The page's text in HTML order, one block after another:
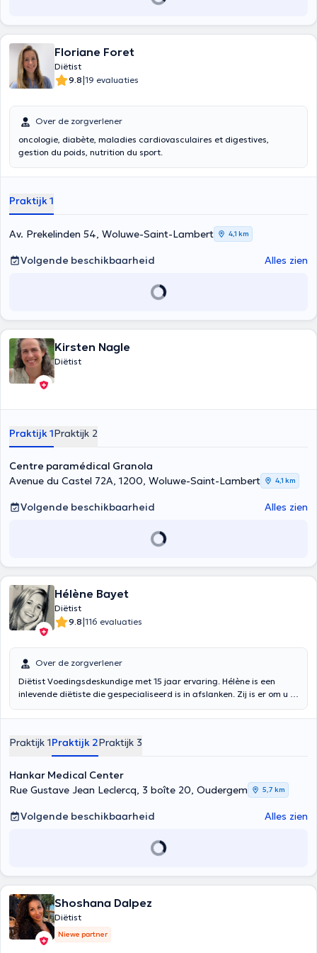
Floriane Foret
Diëtist
9.8|19 evaluaties
Over de zorgverlener
oncologie, diabète, maladies cardiovasculaires et digestives,
gestion du poids, nutrition du sport.
Praktijk 1
Av. Prekelinden 54, Woluwe-Saint-Lambert 4,1 km
Volgende beschikbaarheid Alles zien
Kirsten Nagle
Diëtist
Praktijk 1Praktijk 2
Centre paramédical Granola
Avenue du Castel 72A, 1200, Woluwe-Saint-Lambert
4,1 km
Volgende beschikbaarheid Alles zien
Hélène Bayet
Diëtist
9.8|116 evaluaties
Over de zorgverlener
Diëtist Voedingsdeskundige met 15 jaar ervaring. Hélène is een
inlevende diëtiste die gespecialiseerd is in afslanken. Zij is er om u te
sportbeoefenaars, bejaarden, kinderen en adolescenten. Ze
goed voelt over uw schema en uw doel bereikt!
Praktijk 1Praktijk 2Praktijk 3
Hankar Medical Center
Rue Gustave Jean Leclercq, 3 boîte 20, Oudergem
5,7 km
Volgende beschikbaarheid Alles zien
Shoshana Dalpez
Diëtist
Niewe partner